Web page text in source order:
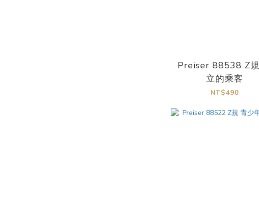
Preiser 88538 Z
立的乘客
NT$490